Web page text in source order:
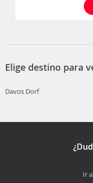
Elige destino para
Davos Dorf
Ir